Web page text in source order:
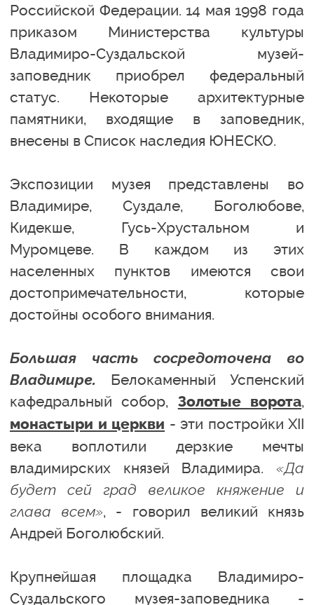
Российской Федерации. 14 мая 1998 года
приказом Министерства культуры
Владимиро-Суздальской музей-
заповедник приобрел федеральный
статус. Некоторые архитектурные
памятники, входящие в заповедник,
внесены в Список наследия ЮНЕСКО.
Экспозиции музея представлены во
Владимире, Суздале, Боголюбове,
Кидекше, Гусь-Хрустальном и
Муромцеве. В каждом из этих
населенных пунктов имеются свои
достопримечательности, которые
достойны особого внимания.
Большая часть сосредоточена во
Владимире. Белокаменный Успенский
кафедральный собор, Золотые ворота,
монастыри и церкви - эти постройки XII
века воплотили дерзкие мечты
владимирских князей Владимира. «Да
будет сей град великое княжение и
глава всем», - говорил великий князь
Андрей Боголюбский.
Крупнейшая площадка Владимиро-
Суздальского музея-заповедника -